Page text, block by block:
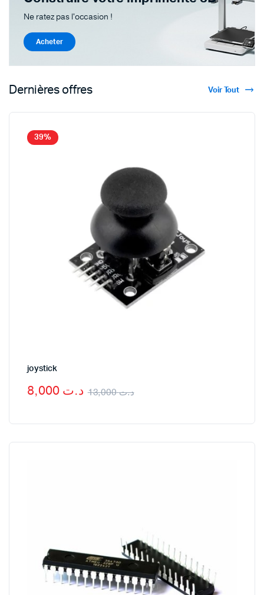
Ne ratez pas l'occasion !
Acheter
Dernières offres Voir Tout
39%
joystick
د.ت13,000 د.ت 8,000